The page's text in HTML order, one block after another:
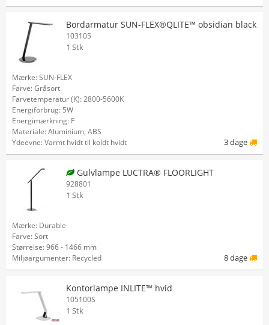
Bordarmatur SUN-FLEX®QLITE™ obsidian black
103105
1 Stk
Mærke: SUN-FLEX
Farve: Gråsort
Farvetemperatur (K): 2800-5600K
Energiforbrug: 5W
Energimærkning: F
Materiale: Aluminium, ABS
Ydeevne: Varmt hvidt til koldt hvidt
3 dage
Gulvlampe LUCTRA® FLOORLIGHT
928801
1 Stk
Mærke: Durable
Farve: Sort
Størrelse: 966 - 1466 mm
Miljøargumenter: Recycled
8 dage
Kontorlampe INLITE™ hvid
105100S
1 Stk